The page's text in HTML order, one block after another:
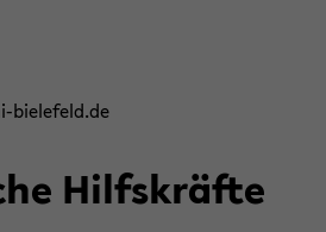
​bielefeld.de
Hilfs­kräf­te